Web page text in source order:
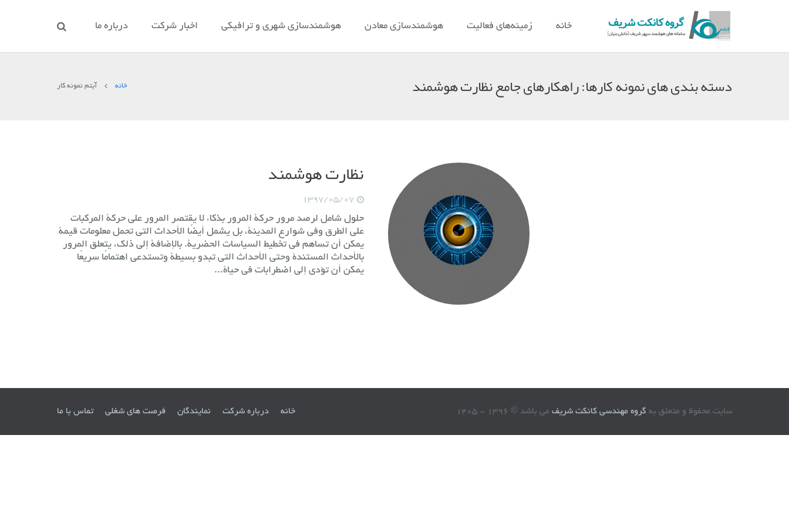
خانه زمینه‌های فعالیت هوشمندسازی معادن هوشمندسازی شهری و ترافیکی اخبار شرکت درباره ما
دسته بندی های نمونه کارها:راهکارهای جامع نظارت هوشمند خانه آیتم نمونه کار
نظارت هوشمند
1397/05/07
حلول شامل لرصد مرور حركة المرور بذكاء لا يقتصر المرور على حركة المركبات
على الطرق وفي شوارع المدينة، بل يشمل أيضًا الأحداث التي تحمل معلومات قيمة
يمكن أن تساهم في تخطيط السياسات الحضرية. بالإضافة إلى ذلك، يتعلق المرور
بالأحداث المستندة وحتى الأحداث التي تبدو بسيطة وتستدعي اهتمامًا سريعًا
يمكن أن تؤدي إلى اضطرابات في حياة...
خانه درباره شرکت نمایندگان فرصت های شغلی تماس با ما سایت محفوظ و متعلق به گروه مهندسی کانکت شریف می باشد © 1396 - 1405